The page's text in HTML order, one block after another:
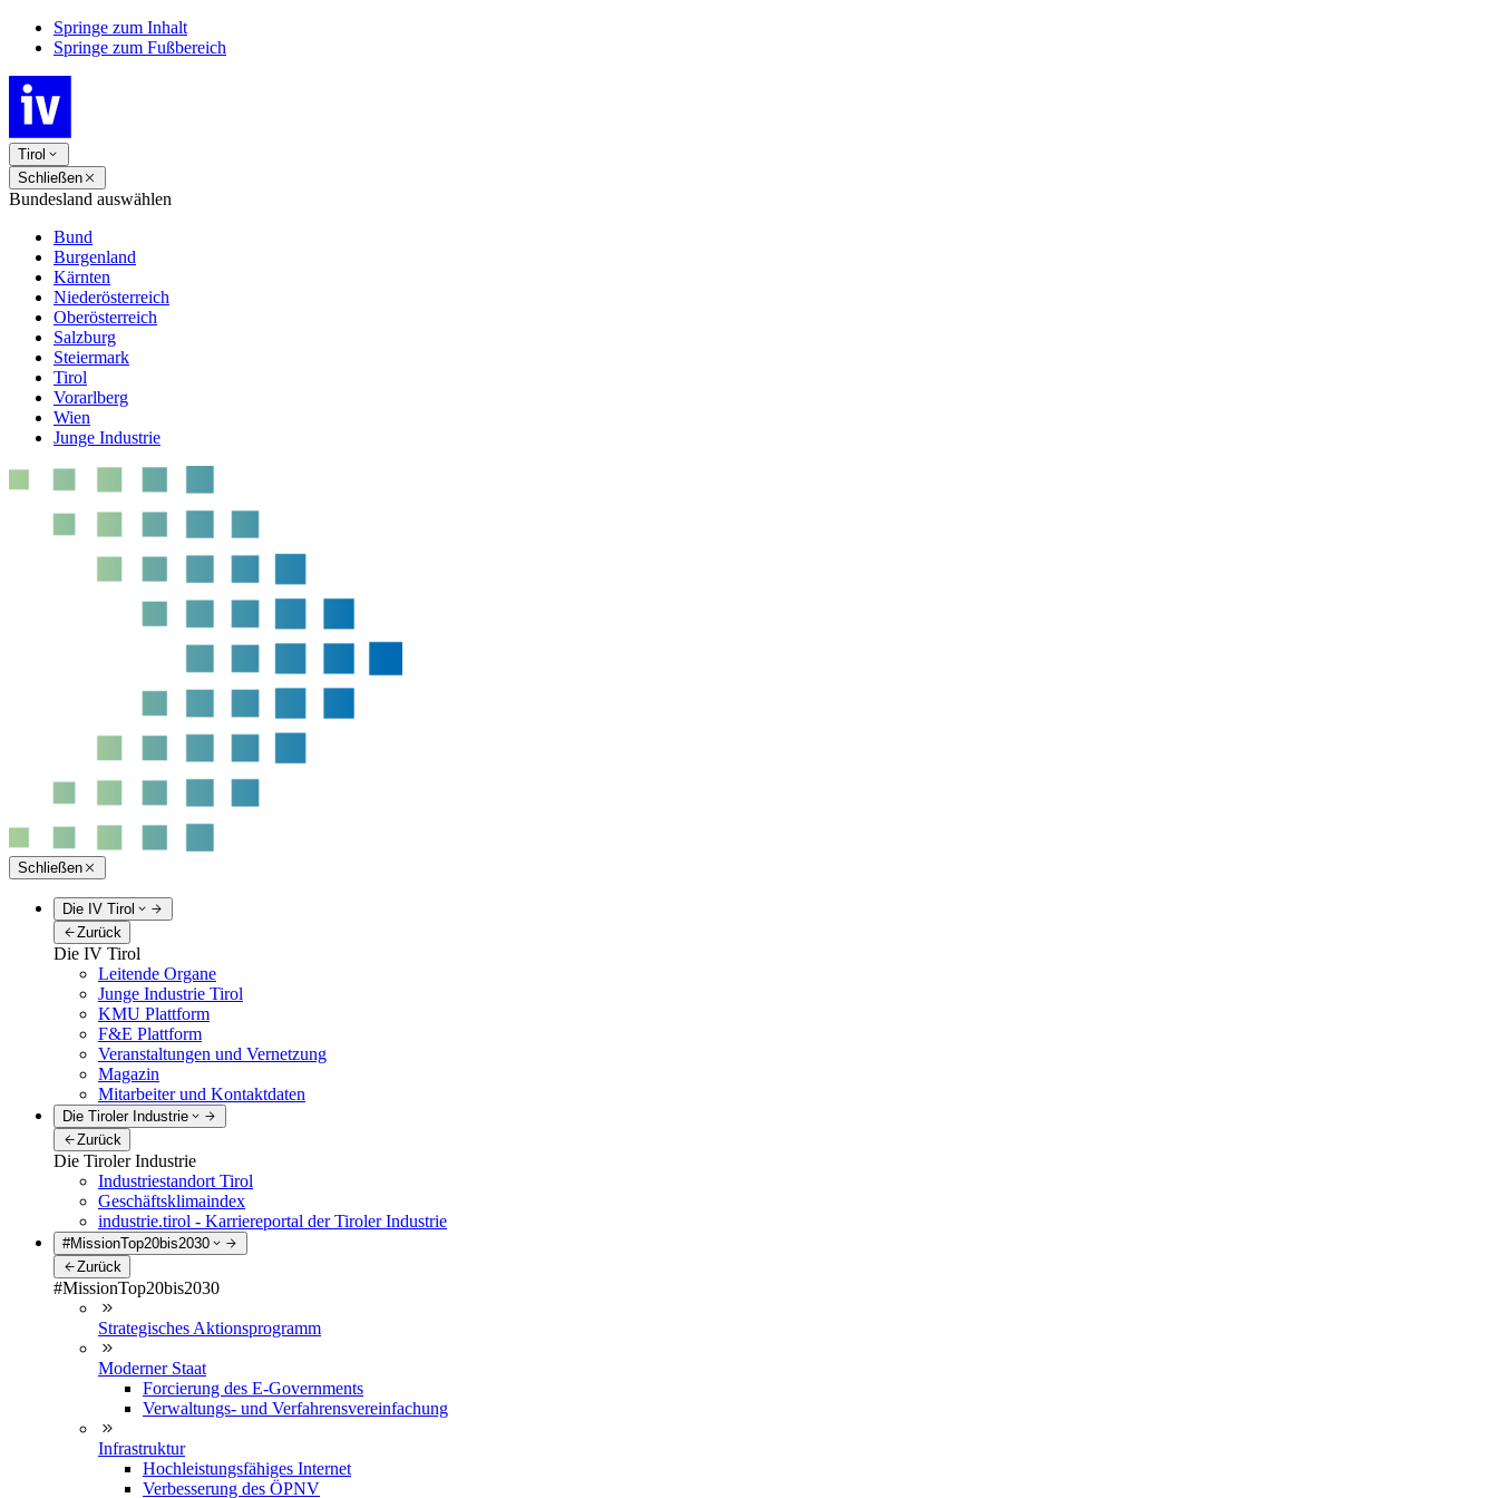
Springe zum Inhalt
Springe zum Fußbereich
Tirol
Schließen
Bundesland auswählen
Bund
Burgenland
Kärnten
Niederösterreich
Oberösterreich
Salzburg
Steiermark
Tirol
Vorarlberg
Wien
Junge Industrie
Schließen
Die IV Tirol
Zurück
Die IV Tirol
Leitende Organe
Junge Industrie Tirol
KMU Plattform
F&E Plattform
Veranstaltungen und Vernetzung
Magazin
Mitarbeiter und Kontaktdaten
Die Tiroler Industrie
Zurück
Die Tiroler Industrie
Industriestandort Tirol
Geschäftsklimaindex
industrie.tirol - Karriereportal der Tiroler Industrie
#MissionTop20bis2030
Zurück
#MissionTop20bis2030
Strategisches Aktionsprogramm
Moderner Staat
Forcierung des E-Governments
Verwaltungs- und Verfahrensvereinfachung
Infrastruktur
Hochleistungsfähiges Internet
Verbesserung des ÖPNV